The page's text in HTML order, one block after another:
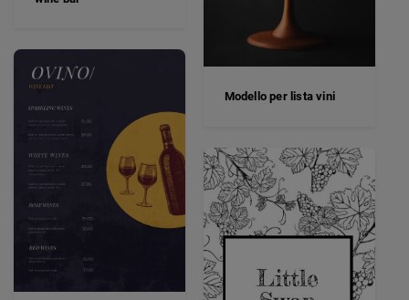
Modello per lista vini